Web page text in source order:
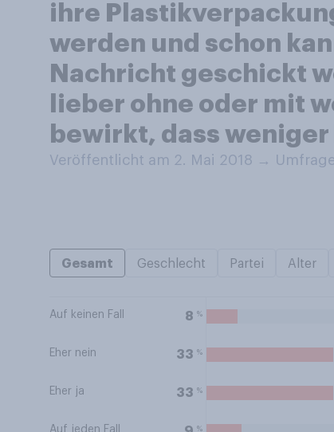
ihre
werden und schon
Nachricht geschickt
lieber ohne oder mit
bewirkt, dass
Veröffentlicht am 2. Mai 2018 →
Gesamt Geschlecht Partei Alter
Auf keinen Fall 8 %
Eher nein 33 %
Eher ja 33 %
Auf jeden Fall %